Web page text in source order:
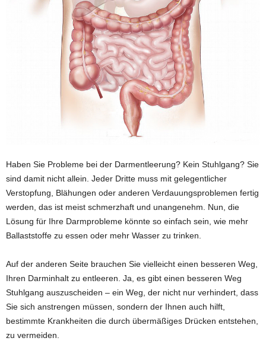
Haben Sie Probleme bei der Darmentleerung? Kein Stuhlgang? Sie
sind damit nicht allein. Jeder Dritte muss mit gelegentlicher
Verstopfung, Blähungen oder anderen Verdauungsproblemen fertig
werden, das ist meist schmerzhaft und unangenehm. Nun, die
Lösung für Ihre Darmprobleme könnte so einfach sein, wie mehr
Ballaststoffe zu essen oder mehr Wasser zu trinken.
Auf der anderen Seite brauchen Sie vielleicht einen besseren Weg,
Ihren Darminhalt zu entleeren. Ja, es gibt einen besseren Weg
Stuhlgang auszuscheiden – ein Weg, der nicht nur verhindert, dass
Sie sich anstrengen müssen, sondern der Ihnen auch hilft,
bestimmte Krankheiten die durch übermäßiges Drücken entstehen,
zu vermeiden.